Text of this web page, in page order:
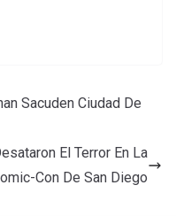
Sacuden Ciudad De
El Terror En La
Con De San Diego